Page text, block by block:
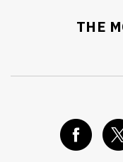
THE